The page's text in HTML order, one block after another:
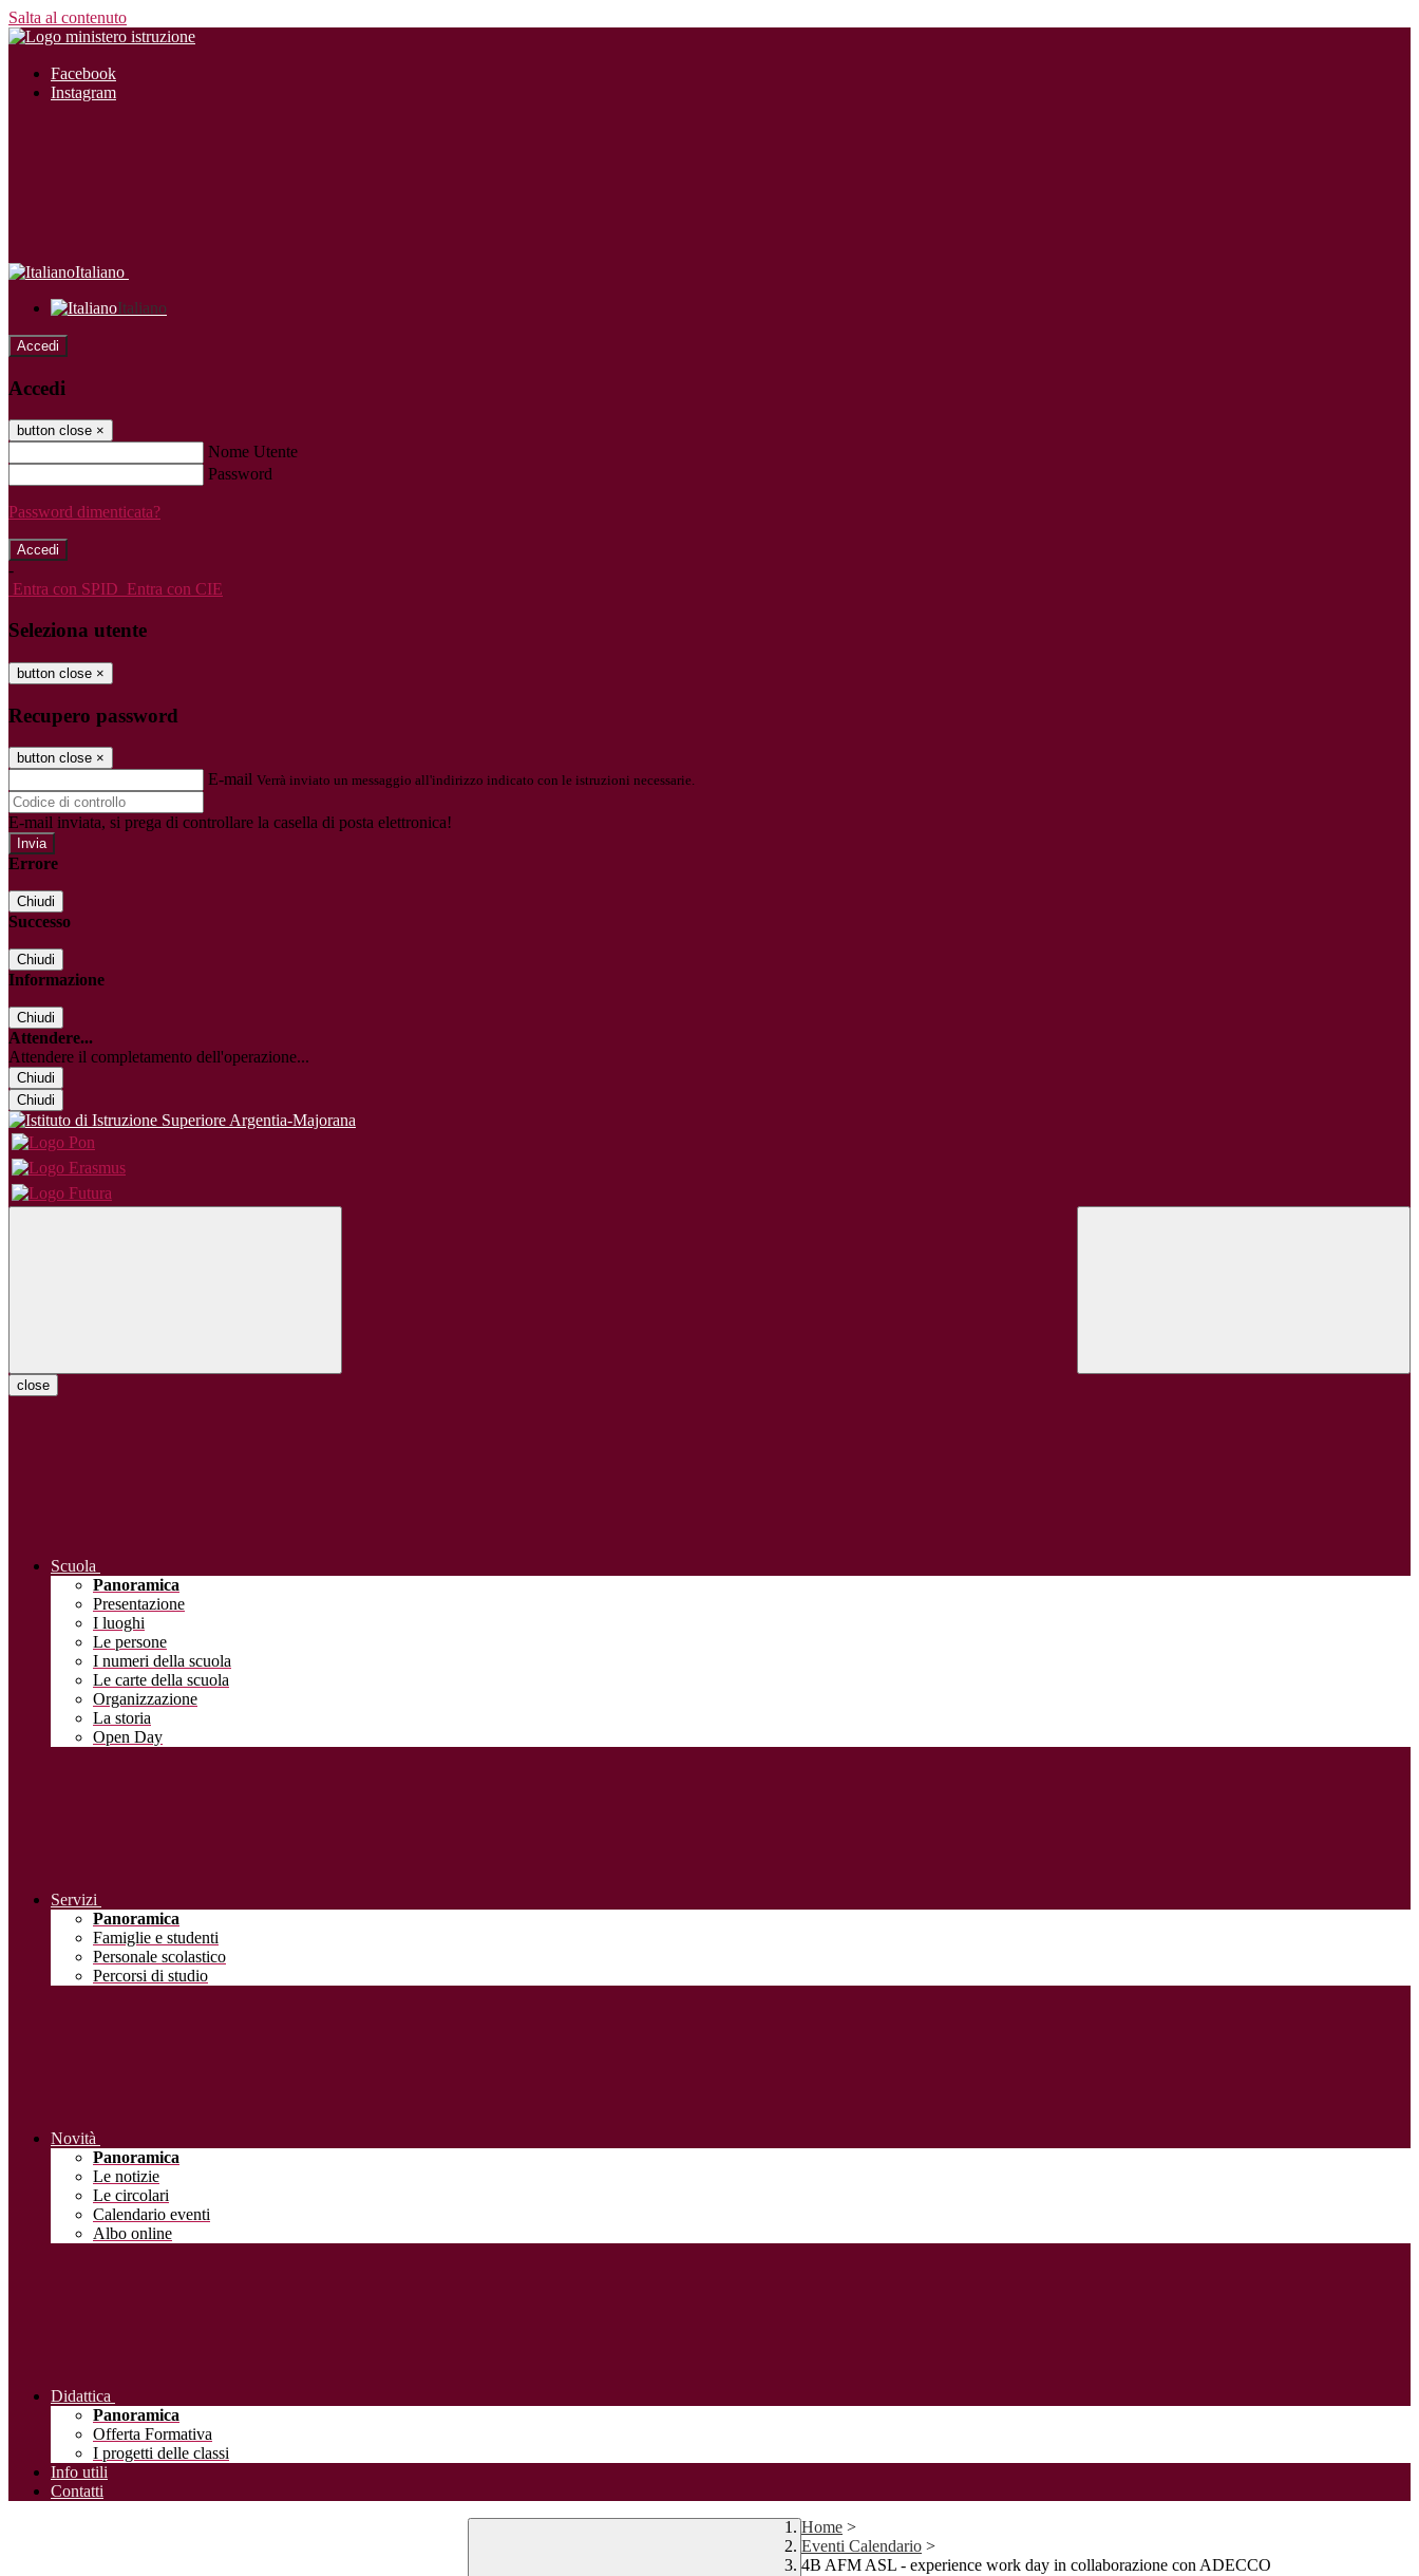
Salta al contenuto
Facebook
Instagram
Italiano
Italiano
Accedi
Accedi
button close ×
Nome Utente
Password
Password dimenticata?
-
Entra con SPID Entra con CIE
Seleziona utente
button close ×
Recupero password
button close ×
E-mail Verrà inviato un messaggio all'indirizzo indicato con le istruzioni necessarie.
E-mail inviata, si prega di controllare la casella di posta elettronica!
Errore
Chiudi
Successo
Chiudi
Informazione
Chiudi
Attendere...
Attendere il completamento dell'operazione...
Chiudi
Chiudi
close
Scuola
Panoramica
Presentazione
I luoghi
Le persone
I numeri della scuola
Le carte della scuola
Organizzazione
La storia
Open Day
Servizi
Panoramica
Famiglie e studenti
Personale scolastico
Percorsi di studio
Novità
Panoramica
Le notizie
Le circolari
Calendario eventi
Albo online
Didattica
Panoramica
Offerta Formativa
I progetti delle classi
Info utili
Contatti
Home >
Eventi Calendario >
4B AFM ASL - experience work day in collaborazione con ADECCO